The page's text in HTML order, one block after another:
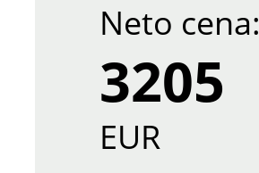
Neto cena:
3205
EUR